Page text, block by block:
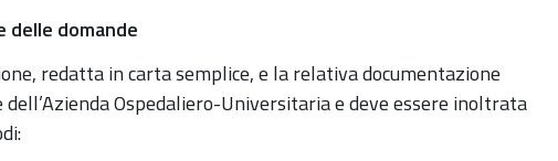
delle domande
redatta in carta semplice, e la relativa documentazione
Ospedaliero-Universitaria e deve essere inoltrata